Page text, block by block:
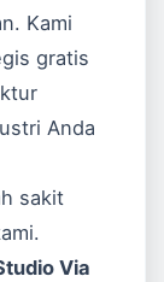
Kami
gratis
Anda
sakit
Via